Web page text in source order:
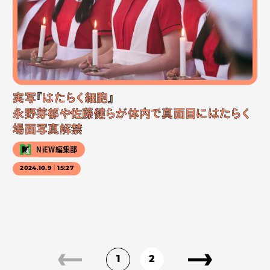
実写『はたらく細胞』
永野芽郁や佐藤健らが体内で真面目にはたらく
場面写真解禁
NiEW編集部
2024.10.9｜15:27
1 2